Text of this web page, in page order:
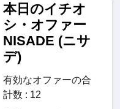
本日のイチオ
シ・オファー
NISADE (ニサ
デ)
有効なオファーの合
計数 : 12